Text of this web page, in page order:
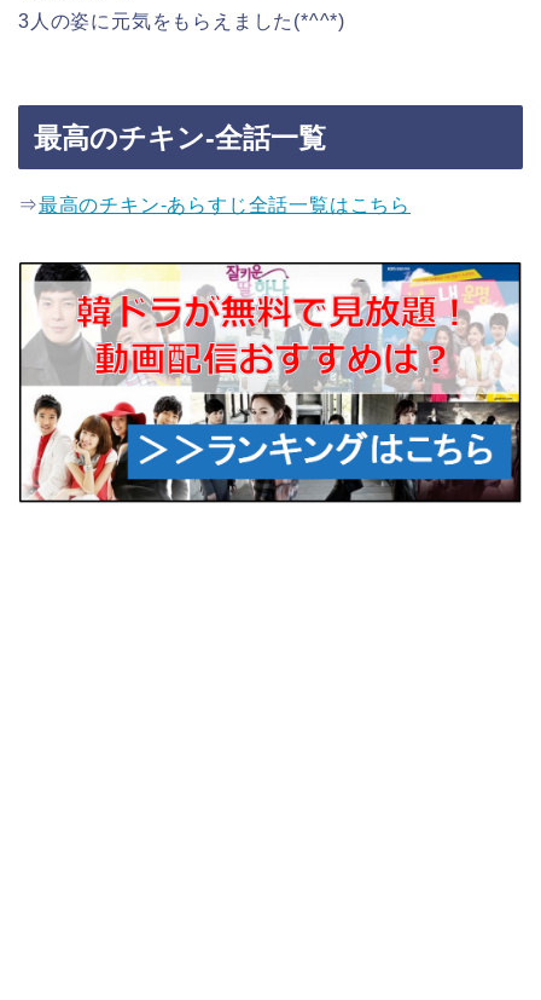
3人の姿に元気をもらえました(*^^*)
最高のチキン-全話一覧
⇒最高のチキン-あらすじ全話一覧はこちら